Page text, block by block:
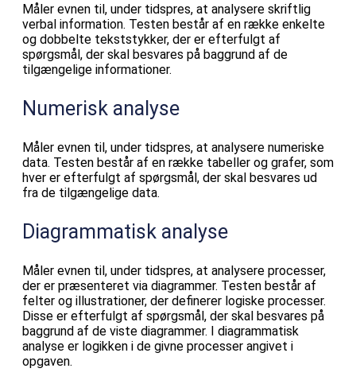
Måler evnen til, under tidspres, at analysere skriftlig
verbal information. Testen består af en række enkelte
og dobbelte tekststykker, der er efterfulgt af
spørgsmål, der skal besvares på baggrund af de
tilgængelige informationer.
Numerisk analyse
Måler evnen til, under tidspres, at analysere numeriske
data. Testen består af en række tabeller og grafer, som
hver er efterfulgt af spørgsmål, der skal besvares ud
fra de tilgængelige data.
Diagrammatisk analyse
Måler evnen til, under tidspres, at analysere processer,
der er præsenteret via diagrammer. Testen består af
felter og illustrationer, der definerer logiske processer.
Disse er efterfulgt af spørgsmål, der skal besvares på
baggrund af de viste diagrammer. I diagrammatisk
analyse er logikken i de givne processer angivet i
opgaven.